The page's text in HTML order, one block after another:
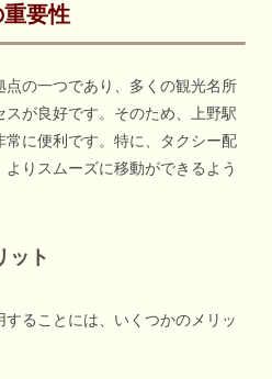
重要性
点の一つであり、多くの観光名所
が良好です。そのため、上野駅
常に便利です。特に、タクシー配
りスムーズに移動ができるよう
ット
することには、いくつかのメリッ